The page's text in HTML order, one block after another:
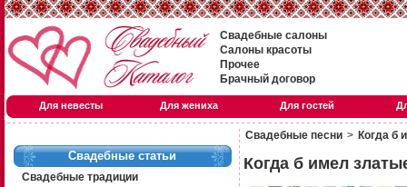
Свадебные салоны
Салоны красоты
Прочее
Брачный договор
Для невесты Для жениха Для гостей
Свадебные статьи
Свадебные традиции
Свадебные песни > Когда б
Когда б имел